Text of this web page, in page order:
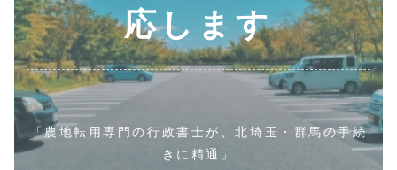
応します
「農地転用専門の行政書士が、北埼玉・群馬の手続
きに精通」